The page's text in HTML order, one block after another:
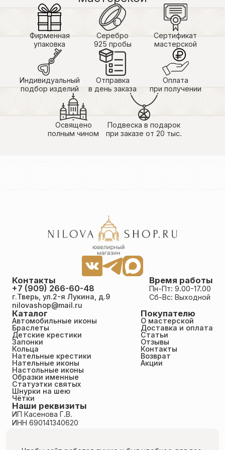
Фирменная
упаковка
Серебро
925 пробы
Сертификат
мастерской
Индивидуальный
подбор изделий
Отправка
в день заказа
Оплата
при получении
Освящено
полным чином
Подвеска в подарок
при заказе от 20 тыс.
Каталог
Автомобильные иконы
Браслеты
Детские крестики
Запонки
Кольца
Нательные крестики
Нательные иконы
Настольные иконы
Образки именные
Статуэтки святых
Шнурки на шею
Чётки
Покупателю
О мастерской
Доставка и оплата
Статьи
Отзывы
Контакты
Возврат
Акции
Время работы
Пн-Пт: 9.00-17.00
Сб-Вс: Выходной
Контакты
+7 (909) 266-60-48
г.Тверь, ул.2-я Лукина, д.9
nilovashop@mail.ru
Наши реквизиты
ИП Касенова Г.В.
ИНН 690141340620
Пользовательское соглашение